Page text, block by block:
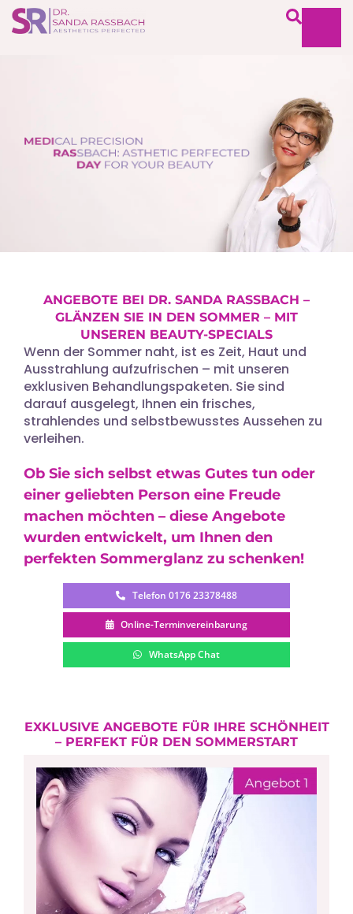
ANGEBOTE BEI DR. SANDA RASSBACH –
GLÄNZEN SIE IN DEN SOMMER – MIT
UNSEREN BEAUTY-SPECIALS
Wenn der Sommer naht, ist es Zeit, Haut und
Ausstrahlung aufzufrischen – mit unseren
exklusiven Behandlungspaketen. Sie sind
darauf ausgelegt, Ihnen ein frisches,
strahlendes und selbstbewusstes Aussehen zu
verleihen.
Ob Sie sich selbst etwas Gutes tun oder
einer geliebten Person eine Freude
machen möchten – diese Angebote
wurden entwickelt, um Ihnen den
perfekten Sommerglanz zu schenken!
Telefon 0176 23378488
Online-Terminvereinbarung
WhatsApp Chat
EXKLUSIVE ANGEBOTE FÜR IHRE SCHÖNHEIT
– PERFEKT FÜR DEN SOMMERSTART